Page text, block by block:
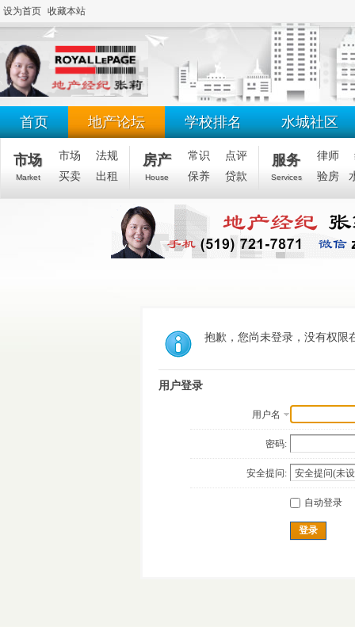
设为首页 收藏本站
首页 地产论坛 学校排名 水城社区
市场
Market
市场
法规
买卖
出租
房产
House
常识
点评
保养
贷款
服务
Services
律师
验房
抱歉，您尚未登录，没有权限
用户登录
用户名
密码:
安全提问:
自动登录
登录